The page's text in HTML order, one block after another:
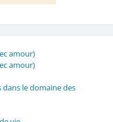
amour)
amour)
dans le domaine des